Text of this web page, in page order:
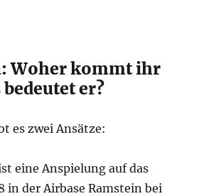
Woher kommt ihr
bedeutet er?
es zwei Ansätze:
eine Anspielung auf das
in der Airbase Ramstein bei